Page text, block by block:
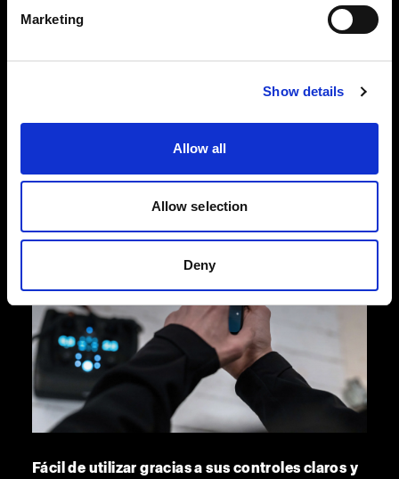
Marketing
Show details
Allow all
Allow selection
Deny
El Pro-11 se ha diseñado para capturar grandes
volúmenes de imágenes con una consistencia
tan resistente y duradero que continuará
Fácil de utilizar gracias a sus controles claros y